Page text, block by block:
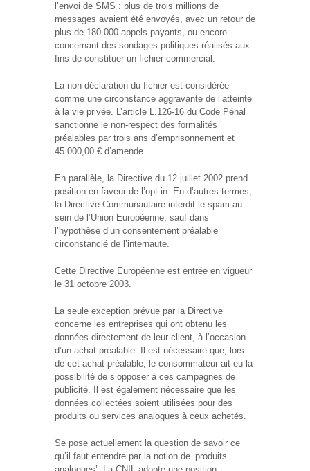
l’envoi de SMS : plus de trois millions de
messages avaient été envoyés, avec un retour de
plus de 180.000 appels payants, ou encore
concernant des sondages politiques réalisés aux
fins de constituer un fichier commercial.
La non déclaration du fichier est considérée
comme une circonstance aggravante de l’atteinte
à la vie privée. L’article L.126-16 du Code Pénal
sanctionne le non-respect des formalités
préalables par trois ans d’emprisonnement et
45.000,00 € d’amende.
En parallèle, la Directive du 12 juillet 2002 prend
position en faveur de l’opt-in. En d’autres termes,
la Directive Communautaire interdit le spam au
sein de l’Union Européenne, sauf dans
l’hypothèse d’un consentement préalable
circonstancié de l’internaute.
Cette Directive Européenne est entrée en vigueur
le 31 octobre 2003.
La seule exception prévue par la Directive
concerne les entreprises qui ont obtenu les
données directement de leur client, à l’occasion
d’un achat préalable. Il est nécessaire que, lors
de cet achat préalable, le consommateur ait eu la
possibilité de s’opposer à ces campagnes de
publicité. Il est également nécessaire que les
données collectées soient utilisées pour des
produits ou services analogues à ceux achetés.
Se pose actuellement la question de savoir ce
qu’il faut entendre par la notion de ‘produits